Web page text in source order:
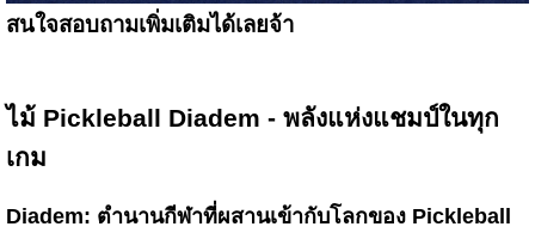
สนใจสอบถามเพิ่มเติมได้เลยจ้า
ไม้ Pickleball Diadem - พลังแห่งแชมป์ในทุก
เกม
Diadem: ตำนานกีฬาที่ผสานเข้ากับโลกของ Pickleball